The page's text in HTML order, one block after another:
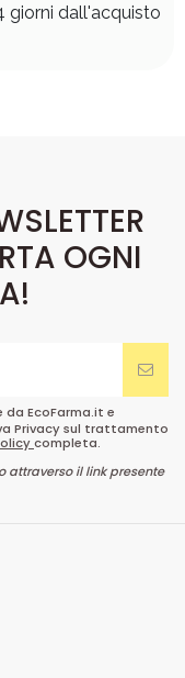
giorni dall'acquisto
OGNI
EcoFarma.it e
Privacy sul trattamento
completa.
attraverso il link presente